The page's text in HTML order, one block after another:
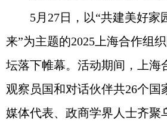
5月27日，以“共建美好家
来”为主题的2025上海合作组
坛落下帷幕。活动期间，上海
观察员国和对话伙伴共26个国
媒体代表、政商学界人士齐聚